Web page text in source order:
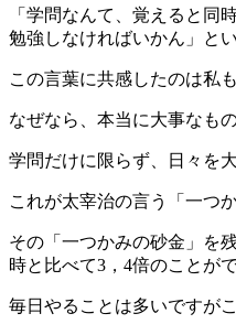
「学問なんて、覚えると同
勉強しなければいかん」と
この言葉に共感したのは私
なぜなら、本当に大事なも
学問だけに限らず、日々を
これが太宰治の言う「一つ
その「一つかみの砂金」を
時と比べて3，4倍のことが
毎日やることは多いですが